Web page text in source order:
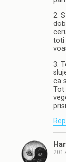
2.
toti
3.
ca
Tot